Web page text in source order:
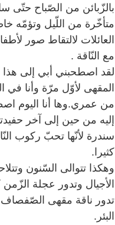
بالزّبائن من الصّباح حتّى
متأخّرة من اللّيل وتؤمّه
العائلات لالتقاط صور
مع النّاقة .
لقد اصطحبني أبي إلى هذا
المقهى لأوّل مرّة وأنا في
من عمري.وها أنا اليوم
إليه من حين إلى آخر
سندرة لأنّها تحبّ ركوب
كثيرا.
وهكذا تتوالى السّنون
الأجيال وتدور عجلة الزّمن
تدور ناقة مقهى
البئر.